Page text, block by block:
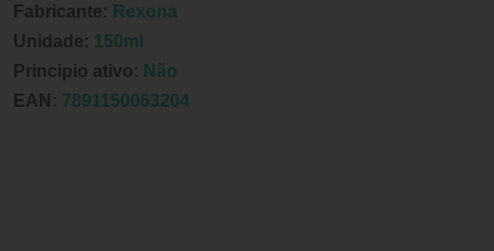
Fabricante: Rexona
Unidade: 150ml
Principio ativo: Não
EAN: 7891150063204